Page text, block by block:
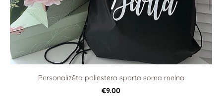
Personalizēta poliestera sporta soma melna
€9.00